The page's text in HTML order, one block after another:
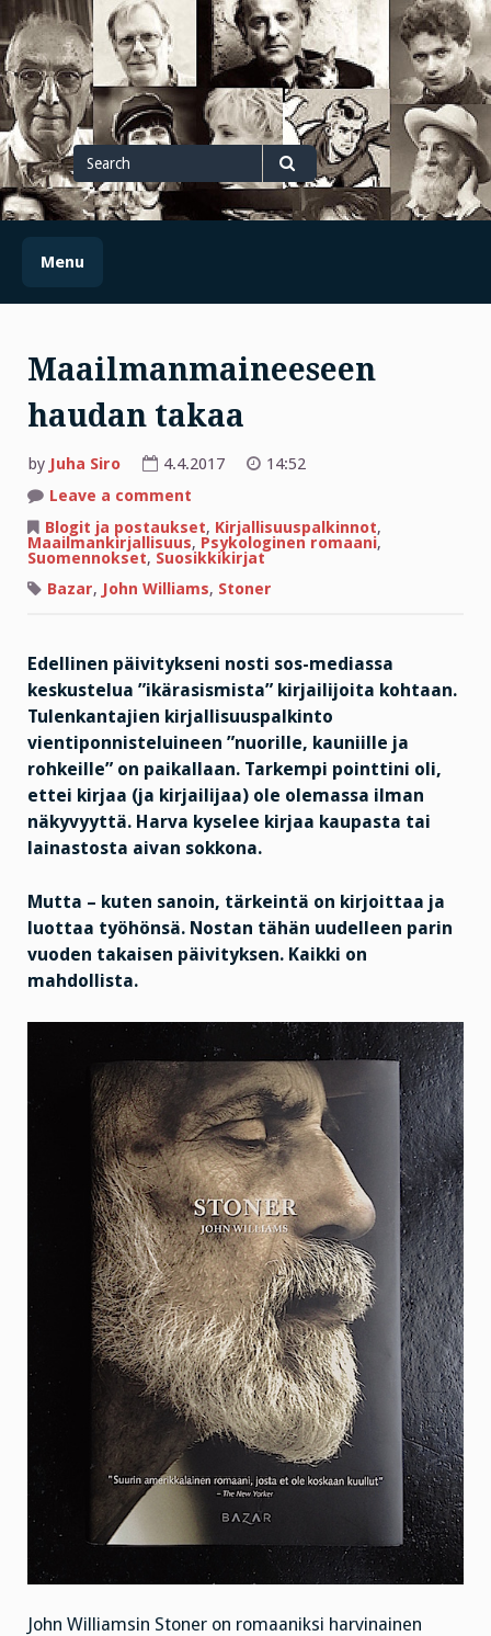
Skip
to
content
Search
for
Search
Menu
Maailmanmaineeseen
haudan takaa
by Juha Siro 4.4.2017
14:52
Leave a comment
haudan
takaa
Blogit ja postaukset, Kirjallisuuspalkinnot,
Maailmankirjallisuus, Psykologinen romaani,
Suomennokset, Suosikkikirjat
Bazar, John Williams, Stoner
Edellinen päivitykseni nosti sos-mediassa
keskustelua ”ikärasismista” kirjailijoita kohtaan.
Tulenkantajien kirjallisuuspalkinto
vientiponnisteluineen ”nuorille, kauniille ja
rohkeille” on paikallaan. Tarkempi pointtini oli,
ettei kirjaa (ja kirjailijaa) ole olemassa ilman
näkyvyyttä. Harva kyselee kirjaa kaupasta tai
lainastosta aivan sokkona.
Mutta – kuten sanoin, tärkeintä on kirjoittaa ja
luottaa työhönsä. Nostan tähän uudelleen parin
vuoden takaisen päivityksen. Kaikki on
mahdollista.
John Williamsin Stoner on romaaniksi harvinainen